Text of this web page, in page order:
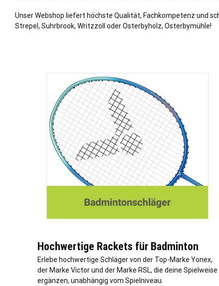
Unser Webshop liefert höchste Qualität, Fachkompetenz und
Strepel, Suhrbrook, Writzzoll oder Osterbyholz, Osterbymühle!
Hochwertige Rackets für Badminton
Erlebe hochwertige Schläger von der Top-Marke Yonex,
der Marke Victor und der Marke RSL, die deine Spielweise
ergänzen, unabhängig vom Spielniveau.